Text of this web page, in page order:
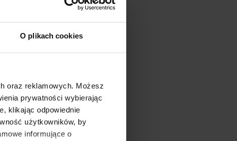
O plikach cookies
oraz reklamowych. Możesz
prywatności wybierając
klikając odpowiednie
użytkowników, by
informujące o